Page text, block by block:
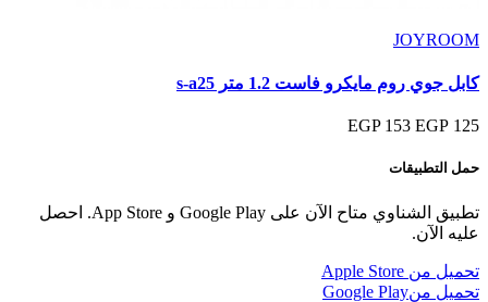
JOYROOM
كابل جوي روم مايكرو فاست 1.2 متر s-a25
125 EGP
153 EGP
حمل التطبيقات
تطبيق الشناوي متاح الآن على Google Play و App Store. احصل
عليه الآن.
تحميل من Apple Store
تحميل منGoogle Play